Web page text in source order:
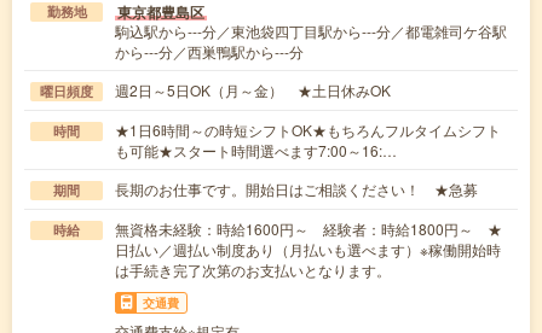
勤務地 東京都豊島区
駒込駅から---分／東池袋四丁目駅から---分／都電雑司ケ谷駅
から---分／西巣鴨駅から---分
曜日頻度 週2日～5日OK（月～金） ★土日休みOK
時間
★1日6時間～の時短シフトOK★もちろんフルタイムシフト
も可能★スタート時間選べます7:00～16:…
期間 長期のお仕事です。開始日はご相談ください！ ★急募
時給
無資格未経験：時給1600円～ 経験者：時給1800円～ ★
日払い／週払い制度あり（月払いも選べます）※稼働開始時
は手続き完了次第のお支払いとなります。
交通費